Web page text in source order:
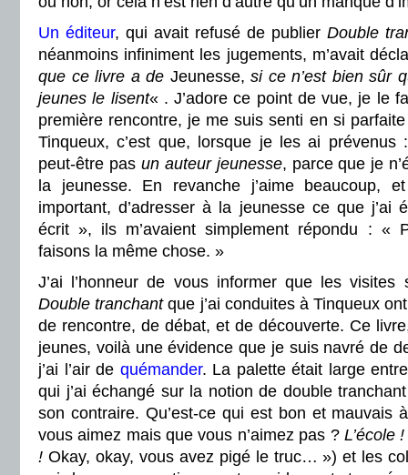
Un éditeur, qui avait refusé de publier Double
néanmoins infiniment les jugements, m’avait
que ce livre a de Jeunesse,si ce n’est bien sûr
jeunes le lisent« . J’adore ce point de vue, je le
première rencontre, je me suis senti en si
Tinqueux, c’est que, lorsque je les ai
peut-être pas un auteur jeunesse, parce que je
la jeunesse. En revanche j’aime beaucoup,
important, d’adresser à la jeunesse ce que j’ai
écrit », ils m’avaient simplement répondu : «
faisons la même chose. »
J’ai l’honneur de vous informer que les visites
Double tranchantque j’ai conduites à Tinqueux
de rencontre, de débat, et de découverte. Ce
jeunes, voilà une évidence que je suis navré de
j’ai l’air de quémander. La palette était large
qui j’ai échangé sur la notion de double
son contraire. Qu’est-ce qui est bon et mauvais
vous aimez mais que vous n’aimez pas ? L’école
! Okay, okay, vous avez pigé le truc… ») et les